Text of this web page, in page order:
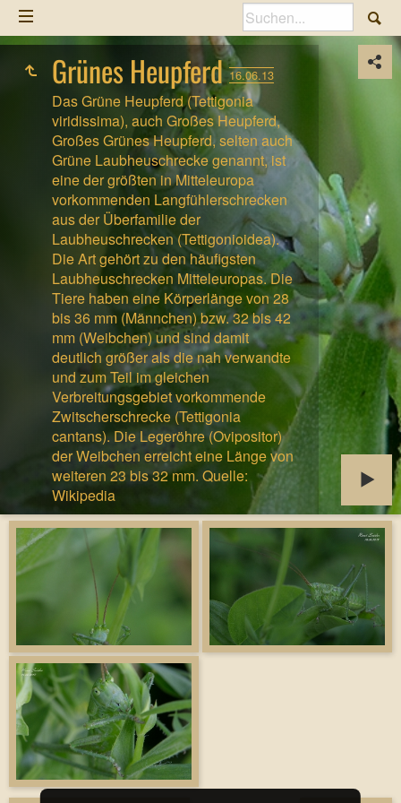
Grünes Heupferd16.06.13
Das Grüne Heupferd (Tettigonia
viridissima), auch Großes Heupferd,
Großes Grünes Heupferd, selten auch
Grüne Laubheuschrecke genannt, ist
eine der größten in Mitteleuropa
vorkommenden Langfühlerschrecken
aus der Überfamilie der
Laubheuschrecken (Tettigonioidea).
Die Art gehört zu den häufigsten
Laubheuschrecken Mitteleuropas. Die
Tiere haben eine Körperlänge von 28
bis 36 mm (Männchen) bzw. 32 bis 42
mm (Weibchen) und sind damit
deutlich größer als die nah verwandte
und zum Teil im gleichen
Verbreitungsgebiet vorkommende
Zwitscherschrecke (Tettigonia
cantans). Die Legeröhre (Ovipositor)
der Weibchen erreicht eine Länge von
weiteren 23 bis 32 mm. Quelle:
Wikipedia